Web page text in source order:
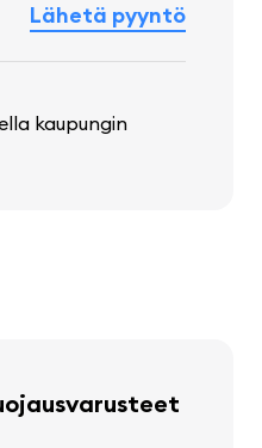
Lähetä pyyntö
kaupungin